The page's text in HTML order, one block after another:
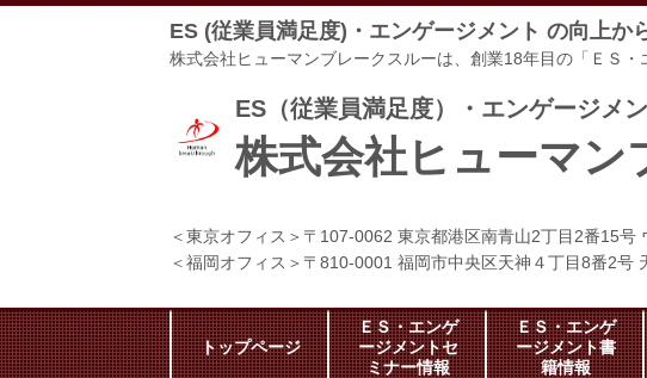
ES (従業員満足度)・エンゲージメント の向上か
株式会社ヒューマンブレークスルーは、創業18年目の「ＥＳ
ES（従業員満足度）・エンゲージメ
株式会社ヒューマン
＜東京オフィス＞〒107-0062 東京都港区南青山2丁目2番15号
＜福岡オフィス＞〒810-0001 福岡市中央区天神４丁目8番2号
トップページ
ＥＳ・エンゲ
ージメントセ
ミナー情報
ＥＳ・エンゲ
ージメント書
籍情報